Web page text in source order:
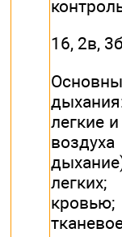
16, 2в,
легкие